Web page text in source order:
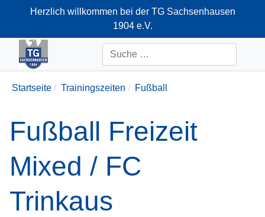
Herzlich willkommen bei der TG Sachsenhausen
1904 e.V.
+49-69-66374712
Suchen
Startseite Trainingszeiten Fußball
Fußball Freizeit
Mixed / FC
Trinkaus